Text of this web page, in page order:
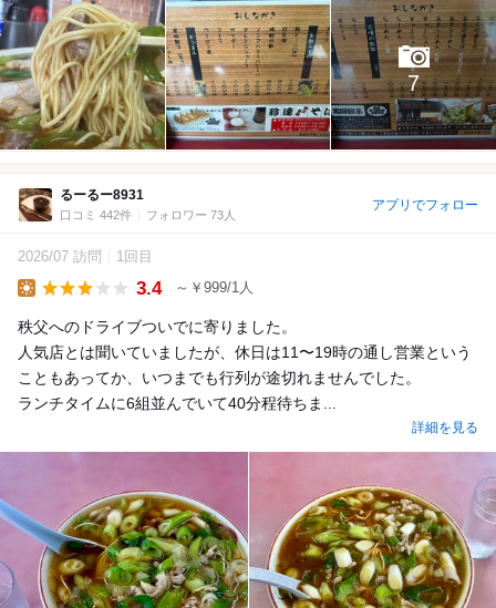
7
るーるー8931
口コミ 442件 フォロワー 73人
アプリでフォロー
2026/07 訪問 1回目
3.4 ～￥999/1人
秩父へのドライブついでに寄りました。
人気店とは聞いていましたが、休日は11〜19時の通し営業という
こともあってか、いつまでも行列が途切れませんでした。
ランチタイムに6組並んでいて40分程待ちま...
詳細を見る